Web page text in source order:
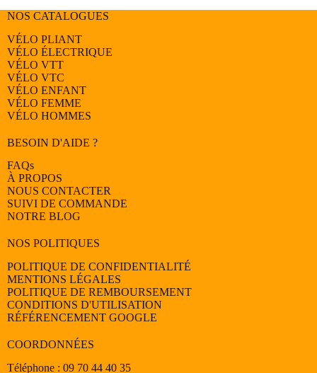
NOS CATALOGUES
VÉLO PLIANT
VÉLO ÉLECTRIQUE
VÉLO VTT
VÉLO VTC
VÉLO ENFANT
VÉLO FEMME
VÉLO HOMMES
BESOIN D'AIDE ?
FAQs
À PROPOS
NOUS CONTACTER
SUIVI DE COMMANDE
NOTRE BLOG
NOS POLITIQUES
POLITIQUE DE CONFIDENTIALITÉ
MENTIONS LÉGALES
POLITIQUE DE REMBOURSEMENT
CONDITIONS D'UTILISATION
RÉFÉRENCEMENT GOOGLE
COORDONNÉES
Téléphone : 09 70 44 40 35